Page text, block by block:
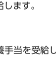
ます。
当を受給